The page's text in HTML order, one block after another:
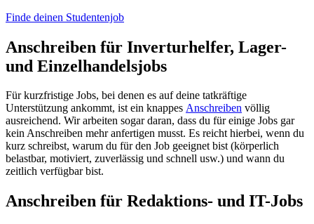
Finde deinen Studentenjob
Anschreiben für Inverturhelfer, Lager-
und Einzelhandelsjobs
Für kurzfristige Jobs, bei denen es auf deine tatkräftige
Unterstützung ankommt, ist ein knappes Anschreiben völlig
ausreichend. Wir arbeiten sogar daran, dass du für einige Jobs gar
kein Anschreiben mehr anfertigen musst. Es reicht hierbei, wenn du
kurz schreibst, warum du für den Job geeignet bist (körperlich
belastbar, motiviert, zuverlässig und schnell usw.) und wann du
zeitlich verfügbar bist.
Anschreiben für Redaktions- und IT-Jobs